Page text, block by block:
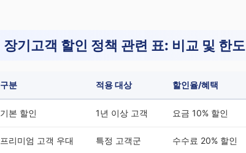
장기고객 할인 정책 관련 표: 비교 및 한도
구분 적용 대상 할인율/혜택
기본 할인 1년 이상 고객 요금 10% 할인
프리미엄 고객 우대 특정 고객군 수수료 20% 할인